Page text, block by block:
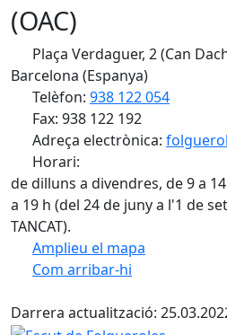
(OAC)
Plaça Verdaguer, 2 (Can
Barcelona (Espanya)
Telèfon: 938 122 054
Fax: 938 122 192
Adreça electrònica:
Horari:
de dilluns a divendres, de 9 a
a 19 h (del 24 de juny a l'1 de
TANCAT).
Amplieu el mapa
Com arribar-hi
+
Darrera actualització: